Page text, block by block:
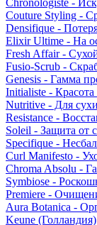
Chronologiste -
Couture Styling -
Densifique -
Elixir Ultime - На
Fresh Affair -
Fusio-Scrub -
Genesis - Гамма
Initialiste -
Nutritive - Для
Resistance -
Soleil - Защита от
Specifique -
Curl Manifesto -
Chroma Absolu -
Symbiose -
Premiere -
Aura Botanica -
Keune (Голландия)